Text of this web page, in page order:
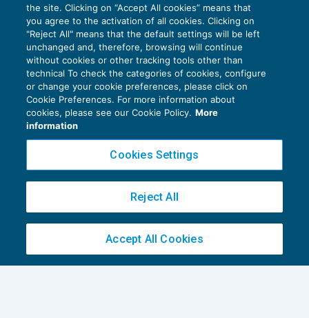
Bancarotta fraudolenta e speciale
tenuità del fatto
PENALE TRIBUTARIO 28/09/2016
diLuigi Ferrajoli
Cookie Policy
the site. Clicking on “Accept All cookies” means that
you agree to the activation of all cookies. Clicking on
"Reject All" means that the default settings will be left
unchanged and, therefore, browsing will continue
without cookies or other tracking tools other than
technical To check the categories of cookies, configure
or change your cookie preferences, please click on
Cookie Preferences. For more information about
cookies, please see our Cookie Policy. More
information
Cookies Settings
Reject All
Accept All Cookies